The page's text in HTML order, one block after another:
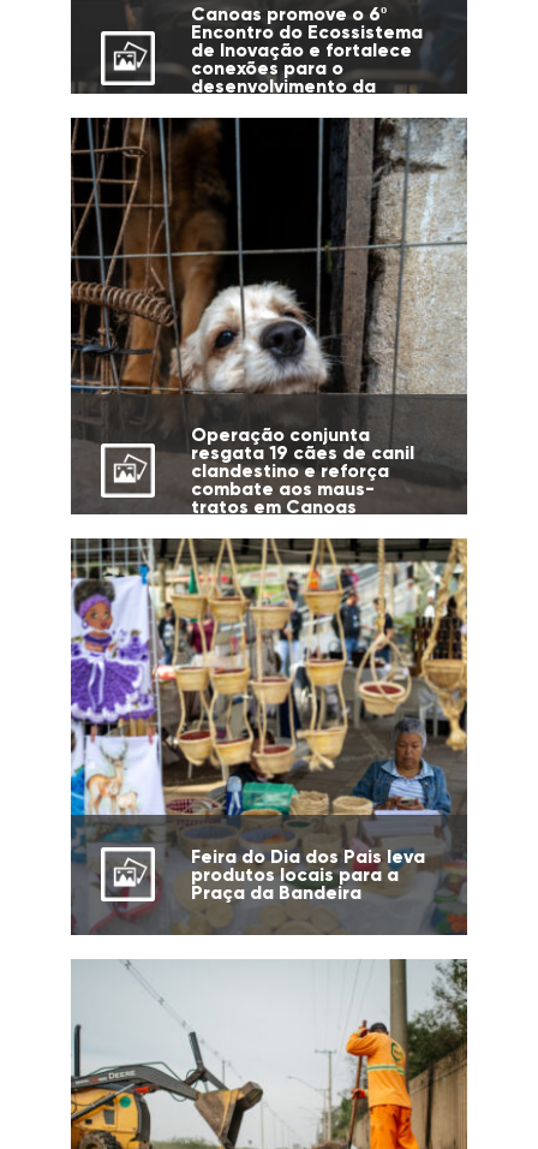
Canoas promove o 6º
Encontro do Ecossistema
de Inovação e fortalece
conexões para o
desenvolvimento da
Operação conjunta
resgata 19 cães de canil
clandestino e reforça
combate aos maus-
tratos em Canoas
Feira do Dia dos Pais leva
produtos locais para a
Praça da Bandeira